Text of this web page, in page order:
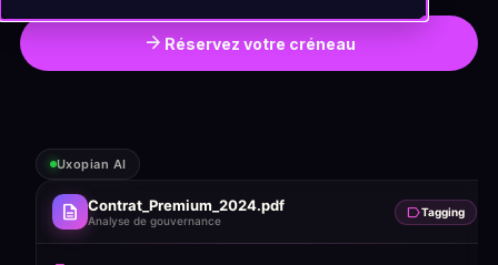
arrow_forward Réservez votre créneau